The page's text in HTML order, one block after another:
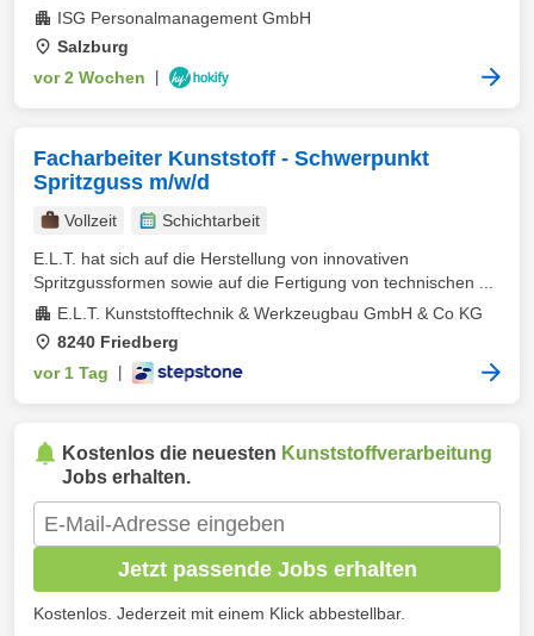
ISG Personalmanagement GmbH
Salzburg
vor 2 Wochen
Facharbeiter Kunststoff - Schwerpunkt
Spritzguss m/w/d
Vollzeit
Schichtarbeit
E.L.T. hat sich auf die Herstellung von innovativen
Spritzgussformen sowie auf die Fertigung von technischen ...
E.L.T. Kunststofftechnik & Werkzeugbau GmbH & Co KG
8240 Friedberg
vor 1 Tag
Kostenlos die neuesten Kunststoffverarbeitung
Jobs erhalten.
Jetzt passende Jobs erhalten
Kostenlos. Jederzeit mit einem Klick abbestellbar.